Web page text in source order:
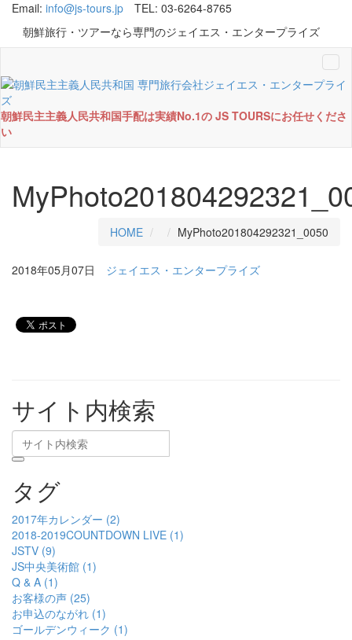
Email: info@js-tours.jp
TEL: 03-6264-8765
朝鮮旅行・ツアーなら専門のジェイエス・エンタープライズ
朝鮮民主主義人民共和国手配は実績No.1の JS TOURSにお任せくださ
い
HOME MyPhoto201804292321_0050
2018年05月07日 ジェイエス・エンタープライズ
サイト内検索
タグ
2017年カレンダー (2)
2018-2019COUNTDOWN LIVE (1)
JSTV (9)
JS中央美術館 (1)
Q & A (1)
お客様の声 (25)
お申込のながれ (1)
ゴールデンウィーク (1)